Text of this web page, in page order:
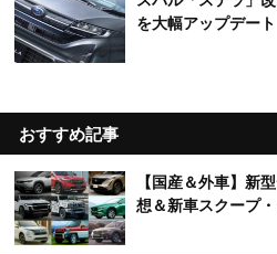
を大幅アップデート
おすすめ記事
【国産＆外車】新
想＆新車スクープ